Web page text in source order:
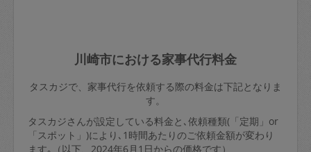
川崎市における家事代行料金
タスカジで、家事代行を依頼する際の料金は下記となりま
す。
タスカジさんが設定している料金と､依頼種類(「定期」or
「スポット」)により､1時間あたりのご依頼金額が変わり
ます｡（以下、2024年6月1日からの価格です）